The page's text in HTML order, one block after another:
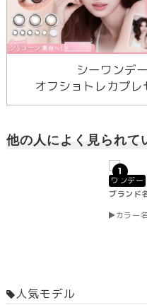
シーワンデー
オフショトレカプレ
他の人によく見られて
1
ワンデー
ブランド
カラー名
人気モデル